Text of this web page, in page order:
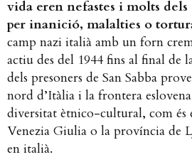
vida eren nefastes i molts
per inanició, malalties o
camp nazi italià amb un forn
actiu des del 1944 fins al final de
dels presoners de San Sabba
nord d’Itàlia i la frontera
diversitat ètnico-cultural, com és
Venezia Giulia o la província de
en italià.